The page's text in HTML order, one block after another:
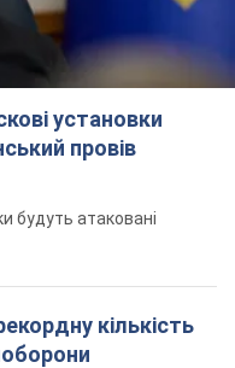
установки
провів
будуть атаковані
кількість